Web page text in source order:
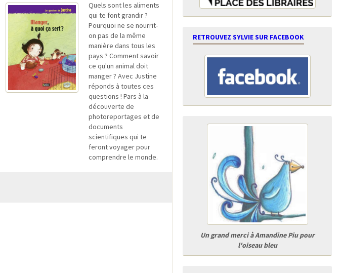
Quels sont les aliments
qui te font grandir ?
Pourquoi ne se nourrit-
on pas de la même
manière dans tous les
pays ? Comment savoir
ce qu'un animal doit
manger ? Avec Justine
réponds à toutes ces
questions ! Pars à la
découverte de
photoreportages et de
documents
scientifiques qui te
feront voyager pour
comprendre le monde.
RETROUVEZ SYLVIE SUR FACEBOOK
Un grand merci à Amandine Piu pour
l'oiseau bleu